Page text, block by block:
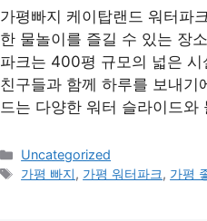
가평빠지 케이탑랜드 워터파
한 물놀이를 즐길 수 있는 장
파크는 400평 규모의 넓은
친구들과 함께 하루를 보내기
드는 다양한 워터 슬라이드
Categories
Uncategorized
Tags
가평 빠지, 가평 워터파크, 가평